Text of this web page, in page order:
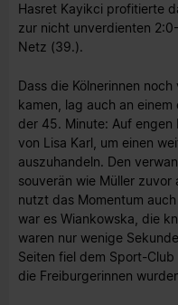
Hasret Kayikci profitierte
zur nicht unverdienten
Netz (39.).
Dass die Kölnerinnen
kamen, lag auch an
der 45. Minute: Auf engen
von Lisa Karl, um einen
auszuhandeln. Den
souverän wie Müller zuvor
nutzt das Momentum
war es Wiankowska, die
waren nur wenige
Seiten fiel dem Sport-Club
die Freiburgerinnen